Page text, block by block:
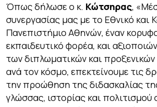
Όπως δήλωσε ο κ. Κώτσηρας, «
συνεργασίας μας με το Εθνικό και
Πανεπιστήμιο Αθηνών, έναν
εκπαιδευτικό φορέα, και
των διπλωματικών και
ανά τον κόσμο, επεκτείνουμε τις
την προώθηση της διδασκαλίας
γλώσσας, ιστορίας και πολιτισμού